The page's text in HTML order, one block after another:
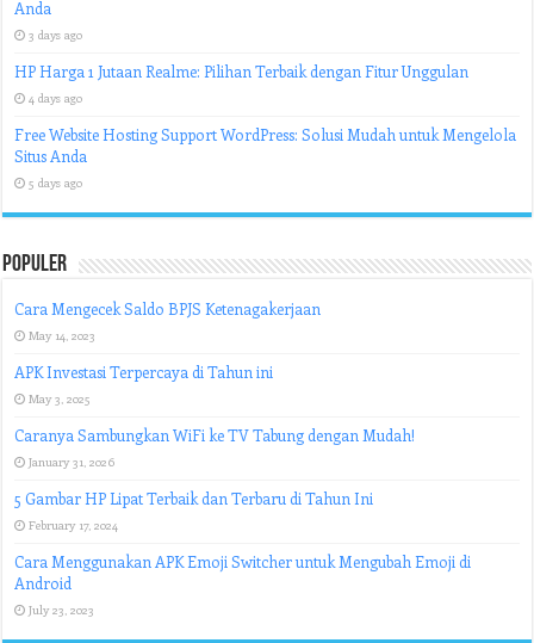
Anda
3 days ago
HP Harga 1 Jutaan Realme: Pilihan Terbaik dengan Fitur Unggulan
4 days ago
Free Website Hosting Support WordPress: Solusi Mudah untuk Mengelola
Situs Anda
5 days ago
Populer
Cara Mengecek Saldo BPJS Ketenagakerjaan
May 14, 2023
APK Investasi Terpercaya di Tahun ini
May 3, 2025
Caranya Sambungkan WiFi ke TV Tabung dengan Mudah!
January 31, 2026
5 Gambar HP Lipat Terbaik dan Terbaru di Tahun Ini
February 17, 2024
Cara Menggunakan APK Emoji Switcher untuk Mengubah Emoji di
Android
July 23, 2023